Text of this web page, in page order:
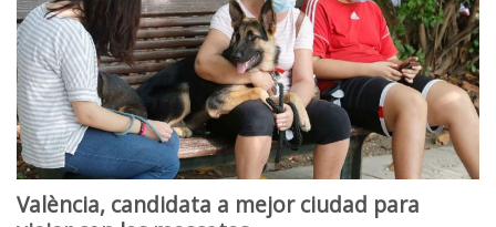
València, candidata a mejor ciudad para